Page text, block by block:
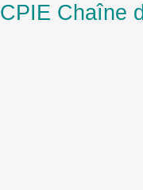
CPIE Chaîne